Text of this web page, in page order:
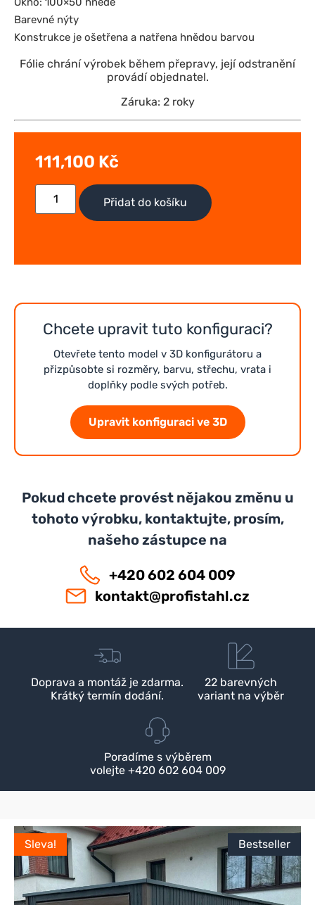
Barevné nýty
Konstrukce je ošetřena a natřena hnědou barvou
Fólie chrání výrobek během přepravy, její odstranění
provádí objednatel.
Záruka: 2 roky
111,100 Kč
Přidat do košíku
Chcete upravit tuto konfiguraci?
Otevřete tento model v 3D konfigurátoru a
přizpůsobte si rozměry, barvu, střechu, vrata i
doplňky podle svých potřeb.
Upravit konfiguraci ve 3D
Pokud chcete provést nějakou změnu u
tohoto výrobku, kontaktujte, prosím,
našeho zástupce na
+420 602 604 009
kontakt@profistahl.cz
Doprava a montáž je zdarma.
Krátký termín dodání.
22 barevných
variant na výběr
Poradíme s výběrem
volejte +420 602 604 009
Sleva! Bestseller